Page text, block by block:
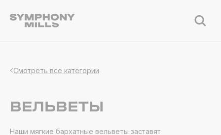
Смотреть все категории
ВЕЛЬВЕТЫ
Наши мягкие бархатные вельветы заставят